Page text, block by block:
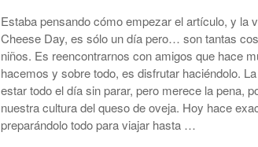
Estaba pensando cómo empezar el artículo, y la
Cheese Day, es sólo un día pero… son tantas
niños. Es reencontrarnos con amigos que hace
hacemos y sobre todo, es disfrutar haciéndolo.
estar todo el día sin parar, pero merece la pena,
nuestra cultura del queso de oveja. Hoy hace
preparándolo todo para viajar hasta …